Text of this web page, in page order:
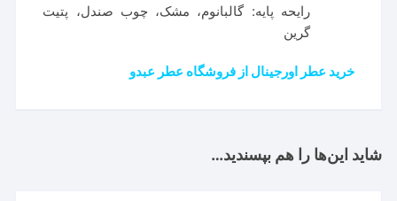
رایحه پایه: گالبانوم، مشک، چوب صندل، پتیت
گرین
خرید عطر اورجینال از فروشگاه عطر عبدو
شاید این‌ها را هم بپسندید…